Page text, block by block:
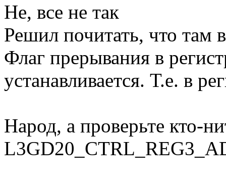
Не, все не так
Решил почитать, что там
Флаг прерывания в
устанавливается. Т.е. в
Народ, а проверьте кто-